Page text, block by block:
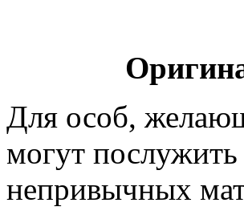
Для особ,
могут
непривычных